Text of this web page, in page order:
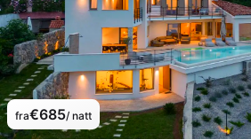
fra€685/ natt